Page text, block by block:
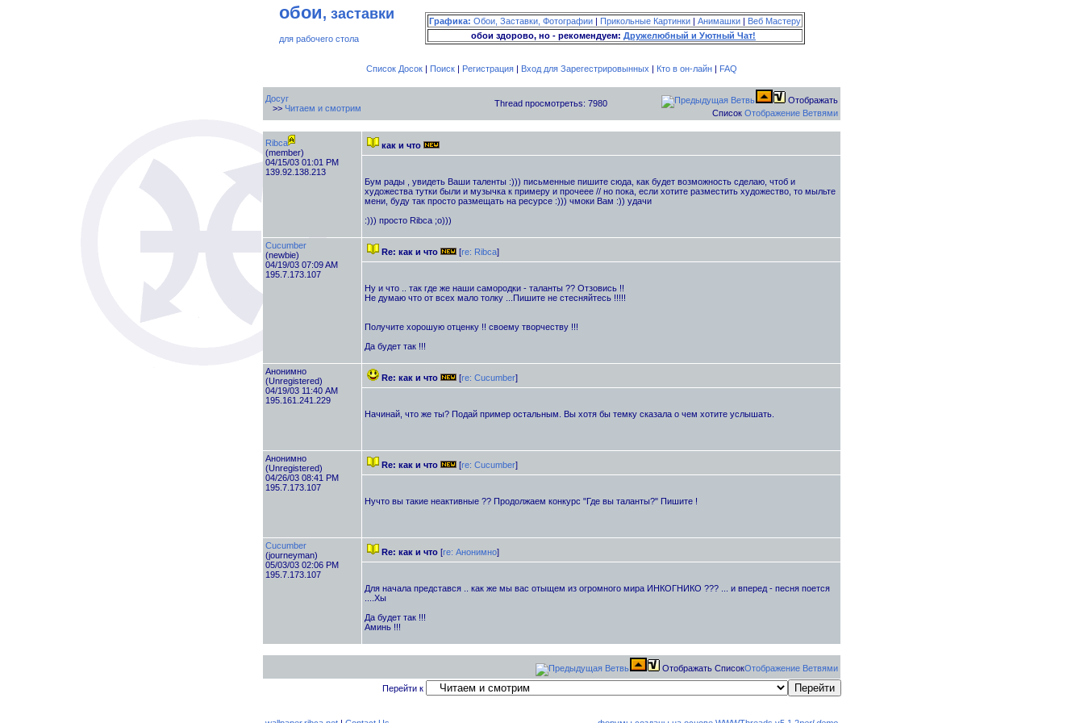
обои, заставки
для рабочего стола
Графика: Обои, Заставки, Фотографии | Прикольные Картинки | Анимашки | Веб Мастеру
обои здорово, но - рекомендуем: Дружелюбный и Уютный Чат!
Список Досок| Поиск| Регистрация| Вход для Зарегестрировынных | Кто в он-лайн| FAQ
Досуг
>> Читаем и смотрим Thread просмотретьs: 7980
Отображать
Список Отображение Ветвями
Ribca
(member)
04/15/03 01:01 PM
139.92.138.213
как и что
Бум рады , увидеть Ваши таленты :))) письменные пишите сюда, как будет возможность сделаю, чтоб и
художества тутки были и музычка к примеру и прочеее // но пока, если хотите разместить художество, то мыльте
мени, буду так просто размещать на ресурсе :))) чмоки Вам :)) удачи
:))) просто Ribca ;о)))
Cucumber
(newbie)
04/19/03 07:09 AM
195.7.173.107
Re: как и что [re: Ribca]
Ну и что .. так где же наши самородки - таланты ?? Отзовись !!
Не думаю что от всех мало толку ...Пишите не стесняйтесь !!!!!
Получите хорошую отценку !! своему творчеству !!!
Да будет так !!!
Анонимно
(Unregistered)
04/19/03 11:40 AM
195.161.241.229
Re: как и что [re: Cucumber]
Начинай, что же ты? Подай пример остальным. Вы хотя бы темку сказала о чем хотите услышать.
Анонимно
(Unregistered)
04/26/03 08:41 PM
195.7.173.107
Re: как и что [re: Cucumber]
Нучто вы такие неактивные ?? Продолжаем конкурс "Где вы таланты?" Пишите !
Cucumber
(journeyman)
05/03/03 02:06 PM
195.7.173.107
Re: как и что [re: Анонимно]
Для начала представся .. как же мы вас отыщем из огромного мира ИНКОГНИКО ??? ... и вперед - песня поется
....Хы
Да будет так !!!
Аминь !!!
Отображать СписокОтображение Ветвями
Перейти к